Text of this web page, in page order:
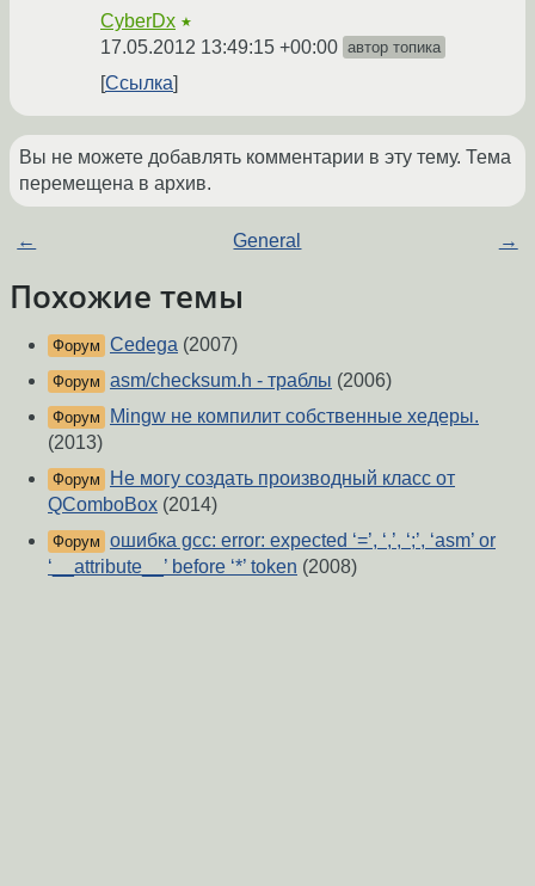
CyberDx ★
17.05.2012 13:49:15 +00:00 автор топика
Ссылка
Вы не можете добавлять комментарии в эту тему. Тема
перемещена в архив.
← General →
Похожие темы
Форум Cedega (2007)
Форум asm/checksum.h - траблы (2006)
Форум
Mingw не компилит собственные хедеры.
(2013)
Форум
Не могу создать производный класс от
QComboBox (2014)
Форум ошибка gcc: error: expected ‘=’, ‘,’, ‘;’, ‘asm’ or
‘__attribute__’ before ‘*’ token (2008)